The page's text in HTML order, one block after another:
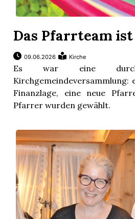
Das Pfarrteam
09.06.2026 Kirche
Es war eine
Kirchgemeindeversammlung:
Finanzlage, eine neue
Pfarrer wurden gewählt.